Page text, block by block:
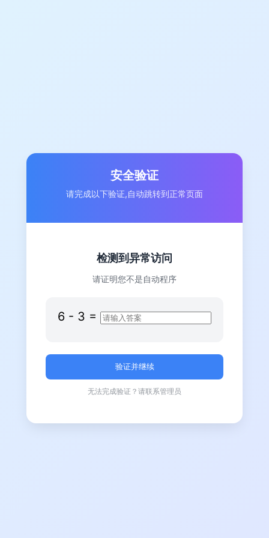
安全验证
请完成以下验证,自动跳转到正常页面
检测到异常访问
请证明您不是自动程序
6 - 3 =
无法完成验证？请联系管理员